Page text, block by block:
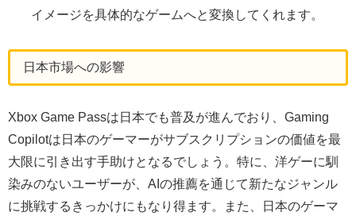
イメージを具体的なゲームへと変換してくれます。
日本市場への影響
Xbox Game Passは日本でも普及が進んでおり、Gaming
Copilotは日本のゲーマーがサブスクリプションの価値を最
大限に引き出す手助けとなるでしょう。特に、洋ゲーに馴
染みのないユーザーが、AIの推薦を通じて新たなジャンル
に挑戦するきっかけにもなり得ます。また、日本のゲーマ